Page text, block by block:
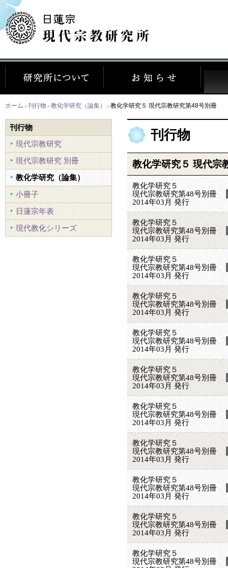
ホーム > 刊行物 > 教化学研究（論集） > 教化学研究５ 現代宗教研究第48号別冊
刊行物
教化学研究５ 現代宗
教化学研究５
現代宗教研究第48号別冊
2014年03月 発行
教化学研究５
現代宗教研究第48号別冊
2014年03月 発行
教化学研究５
現代宗教研究第48号別冊
2014年03月 発行
教化学研究５
現代宗教研究第48号別冊
2014年03月 発行
教化学研究５
現代宗教研究第48号別冊
2014年03月 発行
教化学研究５
現代宗教研究第48号別冊
2014年03月 発行
教化学研究５
現代宗教研究第48号別冊
2014年03月 発行
教化学研究５
現代宗教研究第48号別冊
2014年03月 発行
教化学研究５
現代宗教研究第48号別冊
2014年03月 発行
教化学研究５
現代宗教研究第48号別冊
2014年03月 発行
教化学研究５
現代宗教研究第48号別冊
刊行物
現代宗教研究
現代宗教研究 別冊
教化学研究（論集）
小冊子
日蓮宗年表
現代教化シリーズ